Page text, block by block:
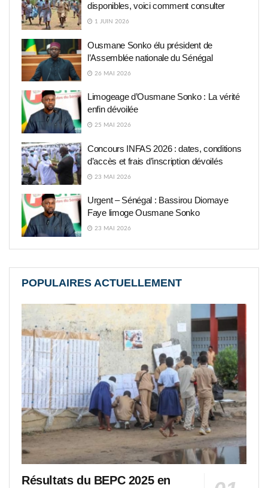
disponibles, voici comment consulter
1 JUIN 2026
Ousmane Sonko élu président de
l’Assemblée nationale du Sénégal
26 MAI 2026
Limogeage d’Ousmane Sonko : La vérité
enfin dévoilée
25 MAI 2026
Concours INFAS 2026 : dates, conditions
d’accès et frais d’inscription dévoilés
23 MAI 2026
Urgent – Sénégal : Bassirou Diomaye
Faye limoge Ousmane Sonko
23 MAI 2026
POPULAIRES ACTUELLEMENT
Résultats du BEPC 2025 en